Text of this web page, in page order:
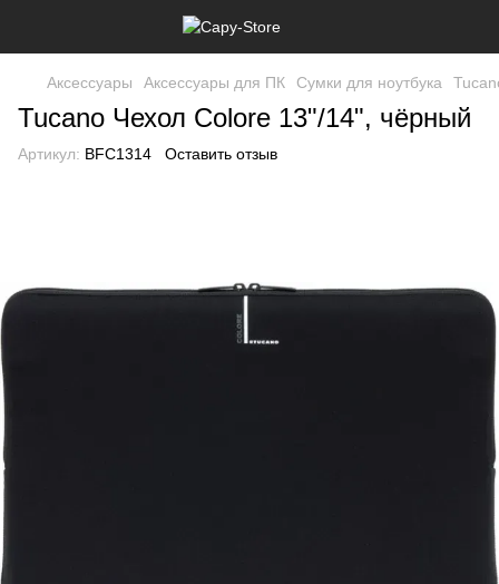
Аксессуары Аксессуары для ПК Сумки для ноутбука
Tucano Чехол Colore 13"/14", чёрный
Артикул: BFC1314 Оставить отзыв